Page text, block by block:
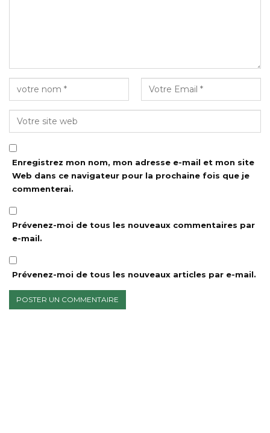
Enregistrez mon nom, mon adresse e-mail et mon site
Web dans ce navigateur pour la prochaine fois que je
commenterai.
Prévenez-moi de tous les nouveaux commentaires par
e-mail.
Prévenez-moi de tous les nouveaux articles par e-mail.